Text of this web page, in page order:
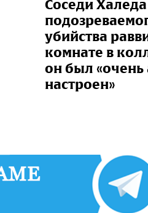
Соседи
убийства
комнате в
он был «очень
настроен»